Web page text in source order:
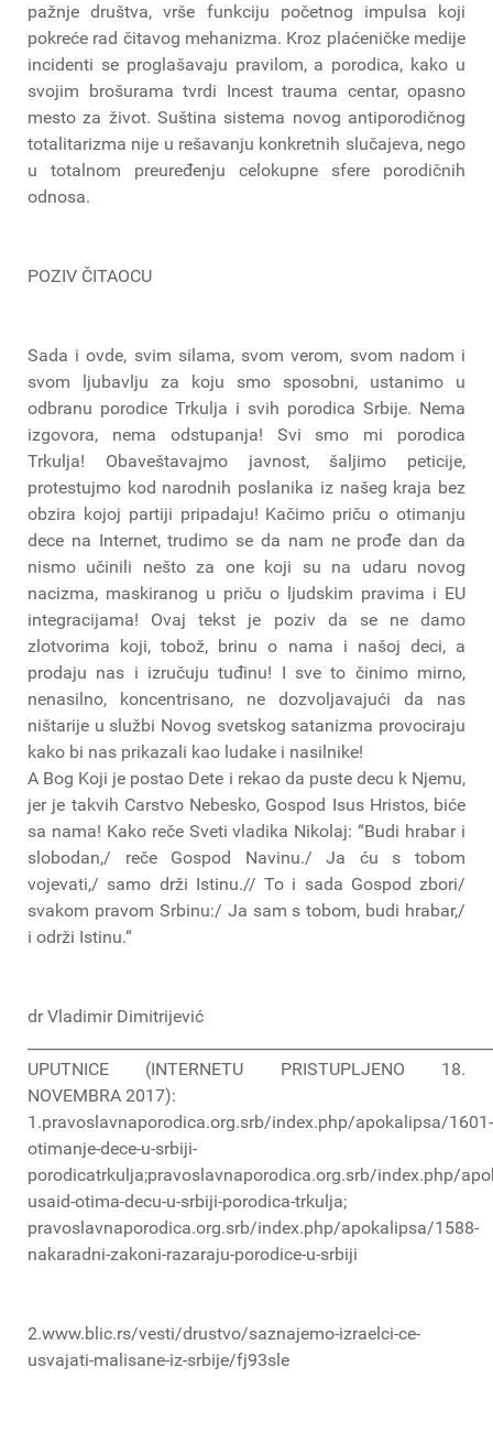
pažnje društva, vrše funkciju početnog impulsa koji
pokreće rad čitavog mehanizma. Kroz plaćeničke medije
incidenti se proglašavaju pravilom, a porodica, kako u
svojim brošurama tvrdi Incest trauma centar, opasno
mesto za život. Suština sistema novog antiporodičnog
totalitarizma nije u rešavanju konkretnih slučajeva, nego
u totalnom preuređenju celokupne sfere porodičnih
odnosa.
POZIV ČITAOCU
Sada i ovde, svim silama, svom verom, svom nadom i
svom ljubavlju za koju smo sposobni, ustanimo u
odbranu porodice Trkulja i svih porodica Srbije. Nema
izgovora, nema odstupanja! Svi smo mi porodica
Trkulja! Obaveštavajmo javnost, šaljimo peticije,
protestujmo kod narodnih poslanika iz našeg kraja bez
obzira kojoj partiji pripadaju! Kačimo priču o otimanju
dece na Internet, trudimo se da nam ne prođe dan da
nismo učinili nešto za one koji su na udaru novog
nacizma, maskiranog u priču o ljudskim pravima i EU
integracijama! Ovaj tekst je poziv da se ne damo
zlotvorima koji, tobož, brinu o nama i našoj deci, a
prodaju nas i izručuju tuđinu! I sve to činimo mirno,
nenasilno, koncentrisano, ne dozvoljavajući da nas
ništarije u službi Novog svetskog satanizma provociraju
kako bi nas prikazali kao ludake i nasilnike!
A Bog Koji je postao Dete i rekao da puste decu k Njemu,
jer je takvih Carstvo Nebesko, Gospod Isus Hristos, biće
sa nama! Kako reče Sveti vladika Nikolaj: “Budi hrabar i
slobodan,/ reče Gospod Navinu./ Ja ću s tobom
vojevati,/ samo drži Istinu.// To i sada Gospod zbori/
svakom pravom Srbinu:/ Ja sam s tobom, budi hrabar,/
i održi Istinu.“
dr Vladimir Dimitrijević
UPUTNICE (INTERNETU PRISTUPLJENO 18.
NOVEMBRA 2017):
1.pravoslavnaporodica.org.srb/index.php/apokalipsa/1601-
otimanje-dece-u-srbiji-
porodicatrkulja;pravoslavnaporodica.org.srb/index.php/
usaid-otima-decu-u-srbiji-porodica-trkulja;
pravoslavnaporodica.org.srb/index.php/apokalipsa/1588-
nakaradni-zakoni-razaraju-porodice-u-srbiji
2.www.blic.rs/vesti/drustvo/saznajemo-izraelci-ce-
usvajati-malisane-iz-srbije/fj93sle